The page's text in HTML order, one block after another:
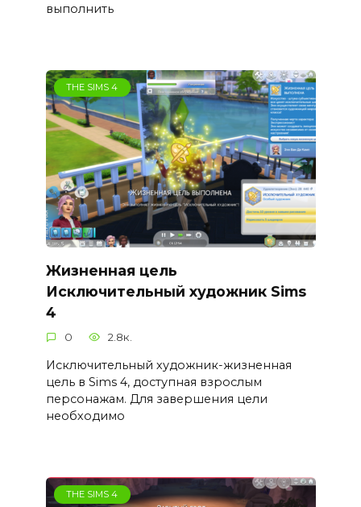
выполнить
THE SIMS 4
Жизненная цель
Исключительный художник Sims
4
0 2.8к.
Исключительный художник-жизненная
цель в Sims 4, доступная взрослым
персонажам. Для завершения цели
необходимо
THE SIMS 4